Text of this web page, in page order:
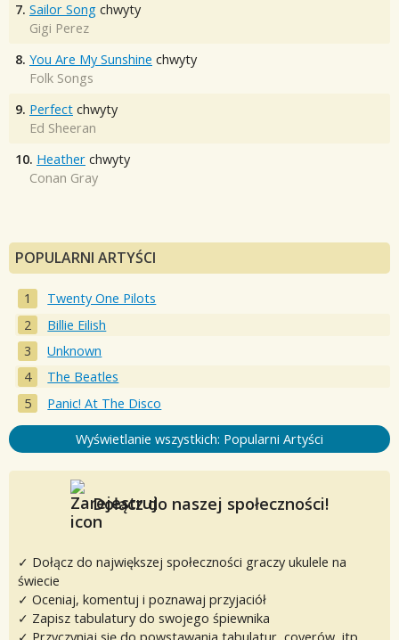
7. Sailor Song chwyty
Gigi Perez
8. You Are My Sunshine chwyty
Folk Songs
9. Perfect chwyty
Ed Sheeran
10. Heather chwyty
Conan Gray
POPULARNI ARTYŚCI
Twenty One Pilots
Billie Eilish
Unknown
The Beatles
Panic! At The Disco
Wyświetlanie wszystkich: Popularni Artyści
Dołącz do naszej społeczności!
✓ Dołącz do największej społeczności graczy ukulele na
świecie
✓ Oceniaj, komentuj i poznawaj przyjaciół
✓ Zapisz tabulatury do swojego śpiewnika